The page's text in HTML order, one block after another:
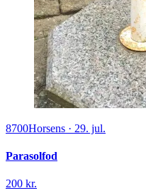
8700Horsens · 29. jul.
Parasolfod
200 kr.